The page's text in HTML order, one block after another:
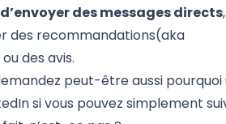
des messages directs
des recommandations(aka
ou des avis.
peut-être aussi pourquoi
si vous pouvez simplement